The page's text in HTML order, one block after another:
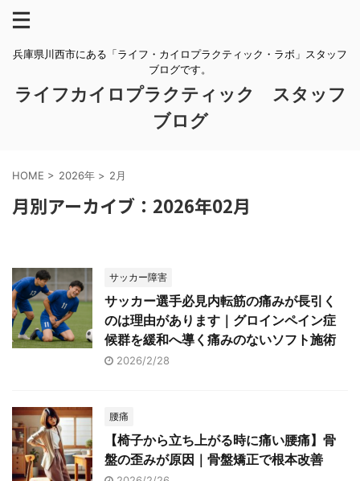
兵庫県川西市にある「ライフ・カイロプラクティック・ラボ」スタッフ
ブログです。
ライフカイロプラクティック スタッフ
ブログ
HOME > 2026年 > 2月
月別アーカイブ：2026年02月
サッカー障害
サッカー選手必見内転筋の痛みが長引く
のは理由があります｜グロインペイン症
候群を緩和へ導く痛みのないソフト施術
2026/2/28
腰痛
【椅子から立ち上がる時に痛い腰痛】骨
盤の歪みが原因｜骨盤矯正で根本改善